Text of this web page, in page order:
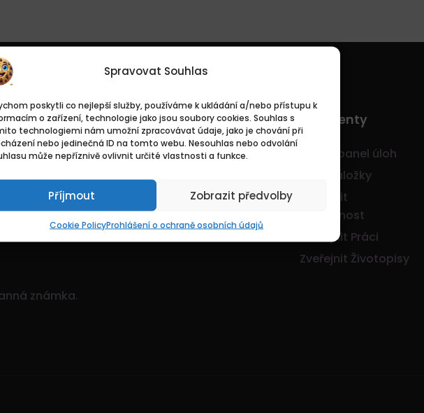
Spravovat Souhlas
poskytli co nejlepší služby, používáme k ukládání a/nebo přístupu k
o zařízení, technologie jako jsou soubory cookies. Souhlas s
technologiemi nám umožní zpracovávat údaje, jako je chování při
nebo jedinečná ID na tomto webu. Nesouhlas nebo odvolání
může nepříznivě ovlivnit určité vlastnosti a funkce.
Příjmout Zobrazit předvolby
Cookie PolicyProhlášení o ochraně osobních údajů
Je to dynamický
množstvím nabídek!
známka.
Základní
Domů
Kontakty
Pro Klienty
Hlavní panel úloh
Moje záložky
Zveřejnit
Společnost
Zveřejnit Práci
Zveřejnit Životopisy